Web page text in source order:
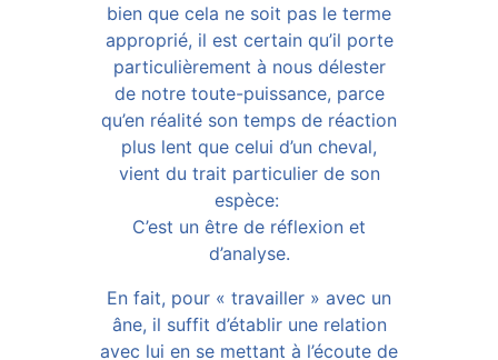
bien que cela ne soit pas le terme
approprié, il est certain qu’il porte
particulièrement à nous délester
de notre toute-puissance, parce
qu’en réalité son temps de réaction
plus lent que celui d’un cheval,
vient du trait particulier de son
espèce:
C’est un être de réflexion et
d’analyse.
En fait, pour « travailler » avec un
âne, il suffit d’établir une relation
avec lui en se mettant à l’écoute de